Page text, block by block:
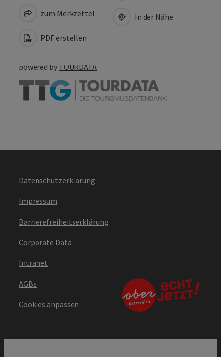
zum Merkzettel
PDF erstellen
In der Nähe
powered by TOURDATA
Datenschutzerklärung
Impressum
Barrierefreiheitserklärung
Corporate Data
Intranet
AGBs
Cookies anpassen